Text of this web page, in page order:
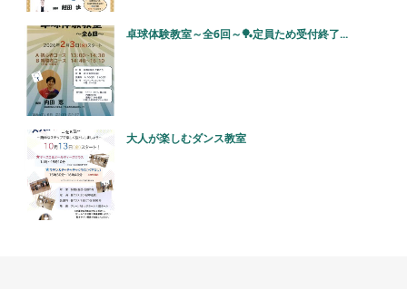
卓球体験教室～全6回～🏓定員ため受付終了...
大人が楽しむダンス教室